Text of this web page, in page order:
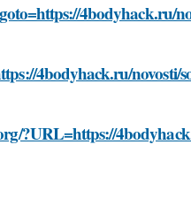
4bodyhack.ru/
4bodyhack.ru/novosti/
?URL=https://